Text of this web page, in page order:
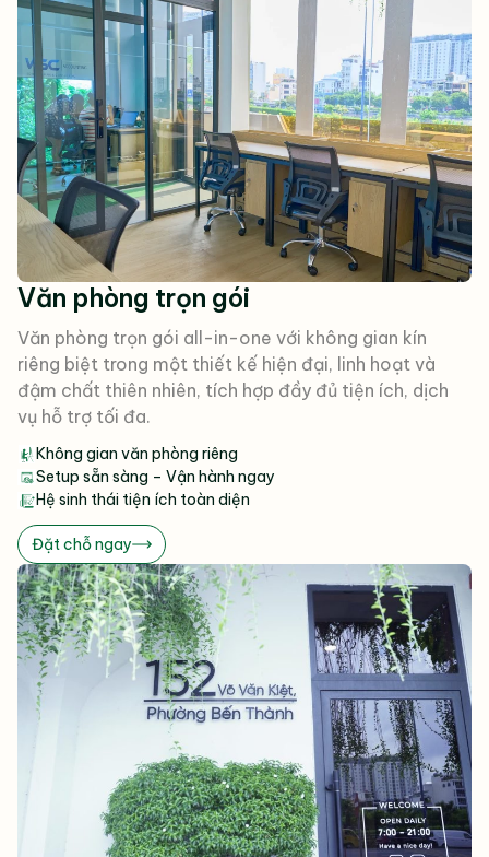
Văn phòng trọn gói
Văn phòng trọn gói all-in-one với không gian kín
riêng biệt trong một thiết kế hiện đại, linh hoạt và
đậm chất thiên nhiên, tích hợp đầy đủ tiện ích, dịch
vụ hỗ trợ tối đa.
Không gian văn phòng riêng
Setup sẵn sàng – Vận hành ngay
Hệ sinh thái tiện ích toàn diện
Đặt chỗ ngay